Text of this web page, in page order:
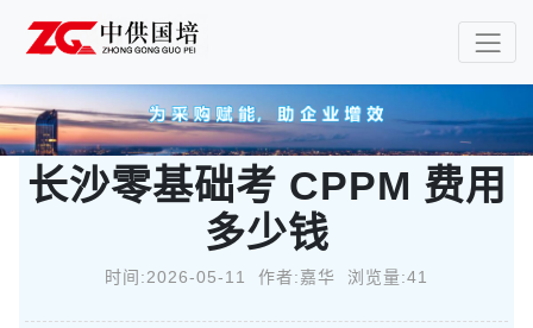
长沙零基础考 CPPM 费用
多少钱
时间:2026-05-11 作者:嘉华 浏览量:41